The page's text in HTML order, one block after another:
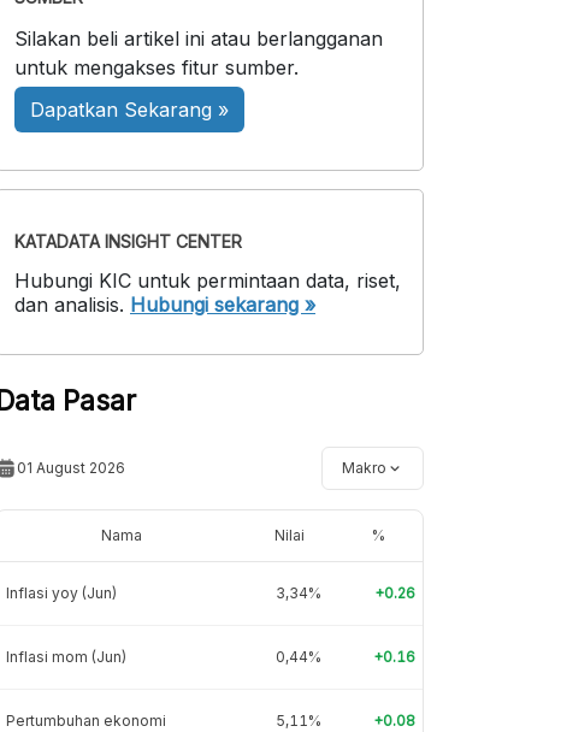
Silakan beli artikel ini atau berlangganan
untuk mengakses fitur sumber.
Dapatkan Sekarang »
KATADATA INSIGHT CENTER
Hubungi KIC untuk permintaan data, riset,
dan analisis. Hubungi sekarang »
Data Pasar
01 August 2026 Makro
Nama Nilai %
Inflasi yoy (Jun) 3,34% +0.26
Inflasi mom (Jun) 0,44% +0.16
Pertumbuhan ekonomi 5,11% +0.08